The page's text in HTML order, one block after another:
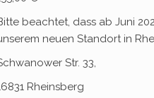
beachtet, dass ab Juni
neuen Standort in
Str. 33,
Rheinsberg